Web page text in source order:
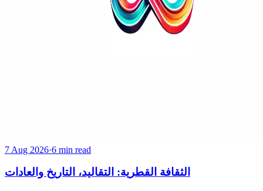
7 Aug 2026·6 min read
الثقافة القطرية: التقاليد، التاريخ والعادات